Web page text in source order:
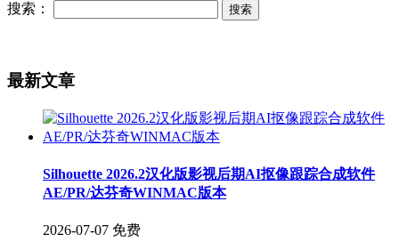
搜索：
最新文章
Silhouette 2026.2汉化版影视后期AI抠像跟踪合成软件
AE/PR/达芬奇WINMAC版本
2026-07-07 免费